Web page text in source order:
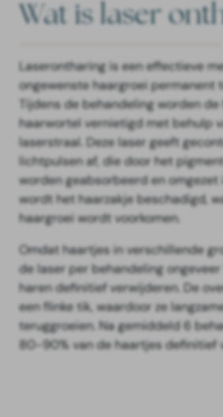
Wat is laser
Laserontharing is een effectieve
ongewenste haargroei permanent
Tijdens de behandeling worden
haarwortel vernietigd met behulp
laserstraal. Deze laser geeft
lichtpulsen af, die door het
worden geabsorbeerd en omgezet
wordt het haarzakje beschadigd,
haargroei wordt voorkomen.
Omdat haartjes in verschillende
de laser per behandeling
haren definitief verwijderen. De
een flinke tik, waardoor ze
teruggroeien. Na gemiddeld 6
80-90% van de haartjes definitief